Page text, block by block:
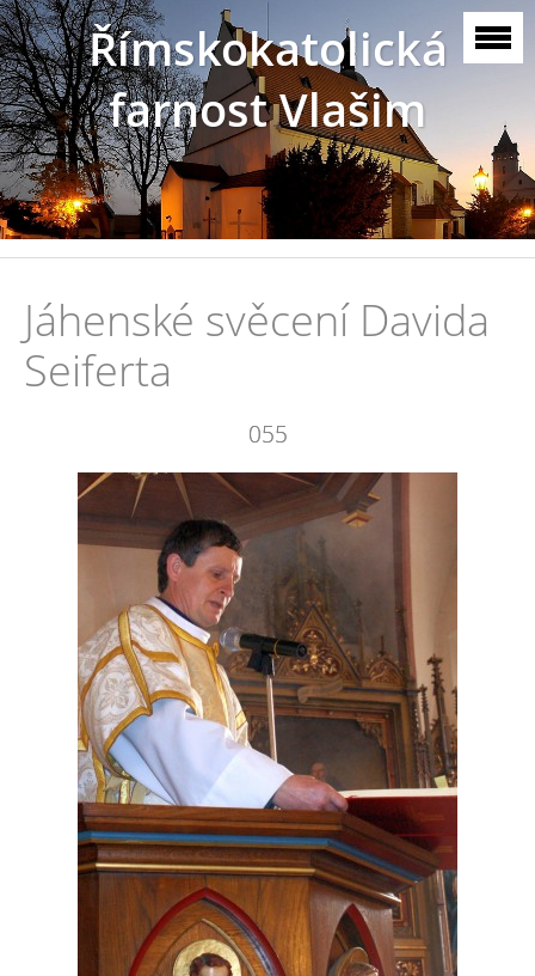
Římskokatolická
farnost Vlašim
Jáhenské svěcení Davida
Seiferta
055